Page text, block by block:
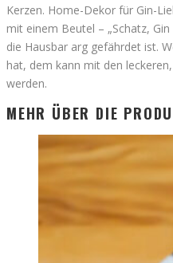
Kerzen. Home-Dekor für Gin-
mit einem Beutel – „Schatz,
die Hausbar arg gefährdet ist.
hat, dem kann mit den
werden.
MEHR ÜBER DIE